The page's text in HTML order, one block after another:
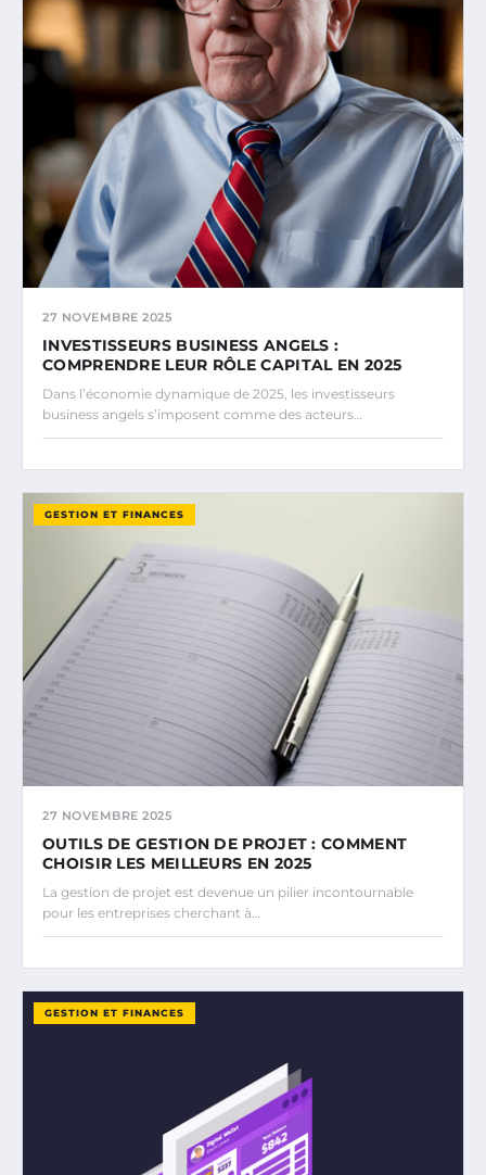
27 NOVEMBRE 2025
INVESTISSEURS BUSINESS ANGELS :
COMPRENDRE LEUR RÔLE CAPITAL EN 2025
Dans l’économie dynamique de 2025, les investisseurs
business angels s’imposent comme des acteurs…
GESTION ET FINANCES
27 NOVEMBRE 2025
OUTILS DE GESTION DE PROJET : COMMENT
CHOISIR LES MEILLEURS EN 2025
La gestion de projet est devenue un pilier incontournable
pour les entreprises cherchant à…
GESTION ET FINANCES